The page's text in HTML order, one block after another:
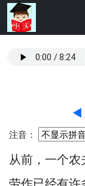
◀
注音：
从前， 一个农